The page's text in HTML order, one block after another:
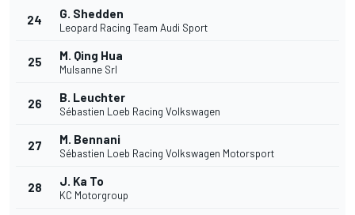
24 G. Shedden
Leopard Racing Team Audi Sport
25 M. Qing Hua
Mulsanne Srl
26 B. Leuchter
Sébastien Loeb Racing Volkswagen
27 M. Bennani
Sébastien Loeb Racing Volkswagen Motorsport
28 J. Ka To
KC Motorgroup